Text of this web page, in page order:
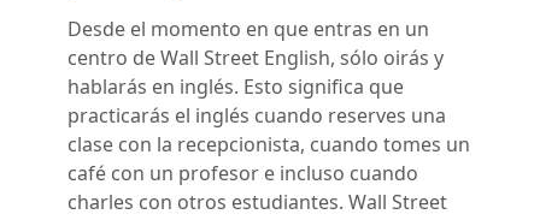
Desde el momento en que entras en un
centro de Wall Street English, sólo oirás y
hablarás en inglés. Esto significa que
practicarás el inglés cuando reserves una
clase con la recepcionista, cuando tomes un
café con un profesor e incluso cuando
charles con otros estudiantes. Wall Street